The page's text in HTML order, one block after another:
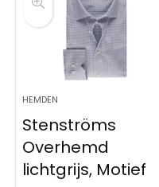
HEMDEN
Stenströms
Overhemd
lichtgrijs, Motief